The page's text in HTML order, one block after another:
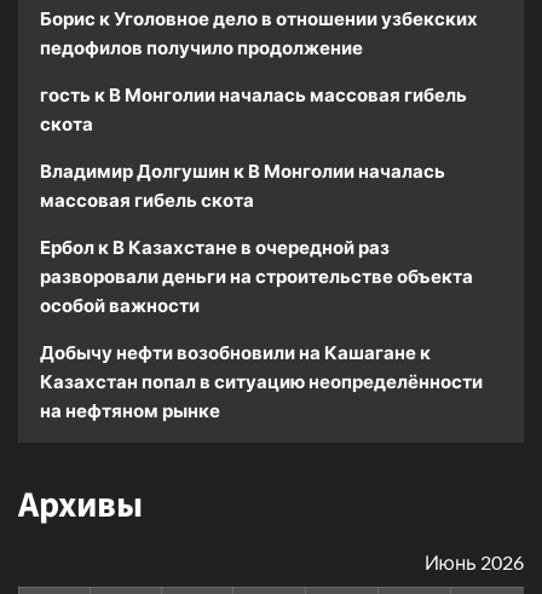
Борис кУголовное дело в отношении узбекских
педофилов получило продолжение
гость к В Монголии началась массовая гибель
скота
Владимир Долгушин к В Монголии началась
массовая гибель скота
Ербол к В Казахстане в очередной раз
разворовали деньги на строительстве объекта
особой важности
Добычу нефти возобновили на Кашагане к
Казахстан попал в ситуацию неопределённости
на нефтяном рынке
Архивы
Июнь 2026